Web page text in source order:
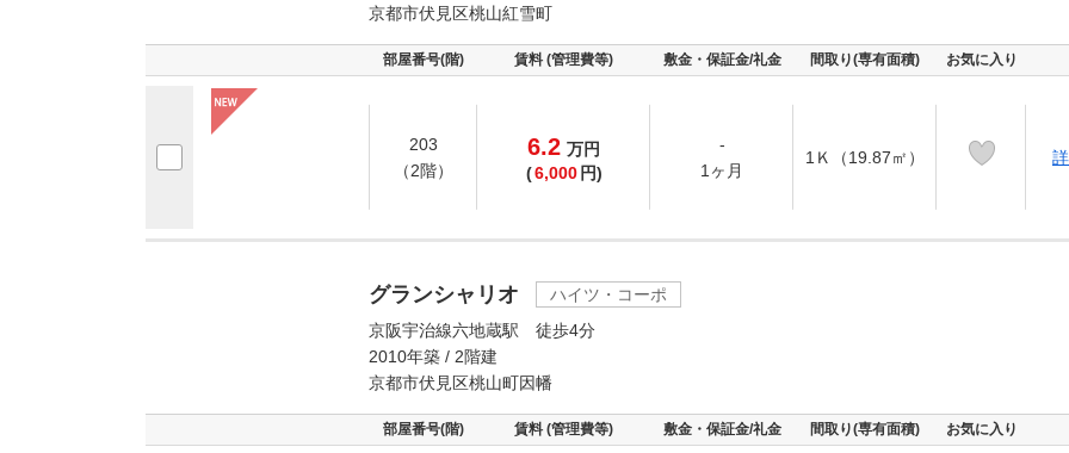
京都市伏見区桃山紅雪町
部屋番号(階) 賃料 (管理費等) 敷金・保証金/礼金 間取り(専有面積) お気に入り
203
（2階）
6.2 万円
(6,000 円)
-
1ヶ月
1Ｋ（19.87㎡）
グランシャリオ
ハイツ・コーポ
京阪宇治線六地蔵駅 徒歩4分
2010年築 / 2階建
京都市伏見区桃山町因幡
部屋番号(階) 賃料 (管理費等) 敷金・保証金/礼金 間取り(専有面積) お気に入り